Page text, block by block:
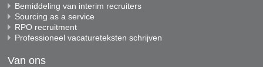
Bemiddeling van interim recruiters
Sourcing as a service
RPO recruitment
Professioneel vacatureteksten schrijven
Van ons